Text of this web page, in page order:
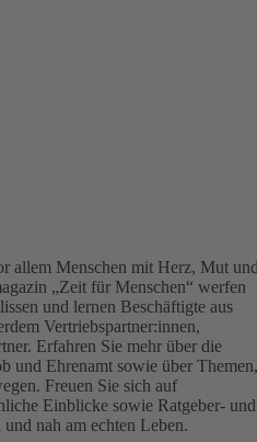
allem Menschen mit Herz, Mut
„Zeit für Menschen“ werfen
und lernen Beschäftigte aus
Vertriebspartner:innen,
Erfahren Sie mehr über die
und Ehrenamt sowie über Themen,
Freuen Sie sich auf
Einblicke sowie Ratgeber- und
nah am echten Leben.